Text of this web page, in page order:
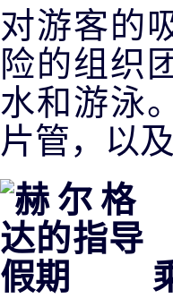
对游客的
险的组织
水和游泳
片管，以